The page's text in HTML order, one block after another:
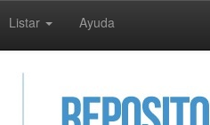
Listar Ayuda